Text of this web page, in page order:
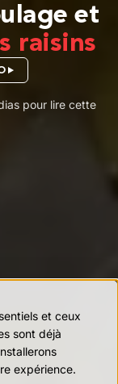
et
raisins
pour lire cette
et ceux
sont déjà
expérience.